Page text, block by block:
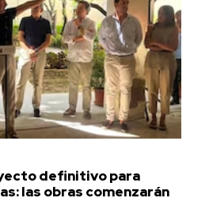
definitivo para
las obras comenzarán